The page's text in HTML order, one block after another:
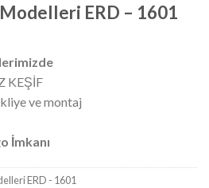
ERD – 1601
KEŞİF
ve montaj
İmkanı
ERD - 1601